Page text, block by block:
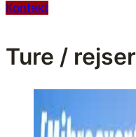
Kontakt
Ture / rejser